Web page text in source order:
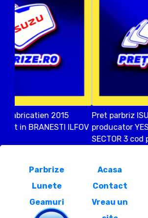
Pret parbriz ISUZU D MAX an
producator YES GLASS vandut in
SECTOR 3 cod postal 30068
Parbrize
Lunete
Geamuri
Acasa
Contact
Vreau un